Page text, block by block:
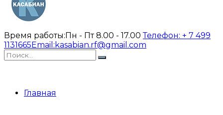
Время работы:Пн - Пт 8.00 - 17.00Телефон: + 7 499
1131665Email: kasabian.rf@gmail.com
Главная